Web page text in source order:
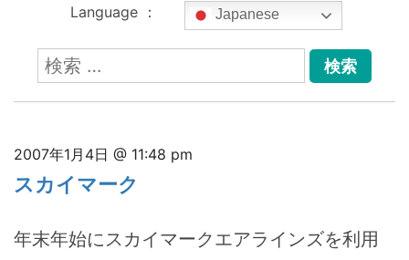
Language ： Japanese
検
索:
2007年1月4日 @ 11:48 pm
スカイマーク
年末年始にスカイマークエアラインズを利用